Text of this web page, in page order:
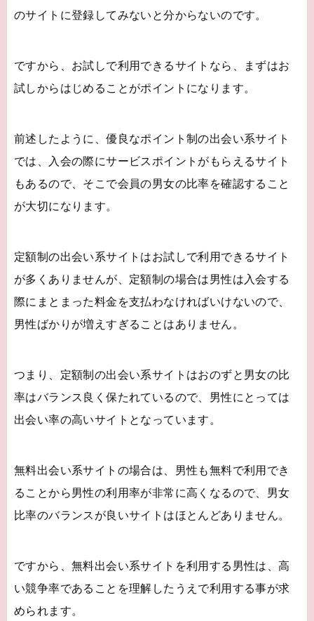
のサイトに登録してみないと分からないのです。
ですから、お試しで利用できるサイトなら、まずはお
試しからはじめることがポイントになります。
前述したように、優良なポイント制の出会い系サイト
では、入会の際にサービスポイントがもらえるサイト
もあるので、そこで会員の男女の比率を確認すること
が大切になります。
定額制の出会い系サイトはお試しで利用できるサイト
が多くありませんが、定額制の場合は男性は入会する
際にまとまった料金を支払わなければいけないので、
男性ばかりが増えすぎることはありません。
つまり、定額制の出会い系サイトはおのずと男女の比
率はバランス良く保たれているので、男性にとっては
出会い率の高いサイトとなっています。
無料出会い系サイトの場合は、男性も無料で利用でき
ることから男性の利用率が非常に高くなるので、男女
比率のバランスが良いサイトはほとんどありません。
ですから、無料出会い系サイトを利用する男性は、高
い競争率であることを理解したうえで利用する事が求
められます。